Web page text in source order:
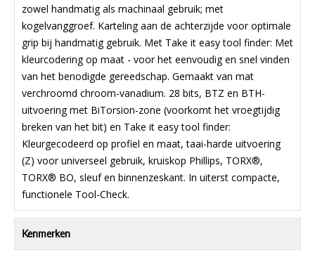
zowel handmatig als machinaal gebruik; met
kogelvanggroef. Karteling aan de achterzijde voor optimale
grip bij handmatig gebruik. Met Take it easy tool finder: Met
kleurcodering op maat - voor het eenvoudig en snel vinden
van het benodigde gereedschap. Gemaakt van mat
verchroomd chroom-vanadium. 28 bits, BTZ en BTH-
uitvoering met BiTorsion-zone (voorkomt het vroegtijdig
breken van het bit) en Take it easy tool finder:
Kleurgecodeerd op profiel en maat, taai-harde uitvoering
(Z) voor universeel gebruik, kruiskop Phillips, TORX®,
TORX® BO, sleuf en binnenzeskant. In uiterst compacte,
functionele Tool-Check.
Kenmerken